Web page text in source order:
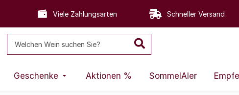
Viele Zahlungsarten Schneller Versand
Geschenke Aktionen % SommelAIer